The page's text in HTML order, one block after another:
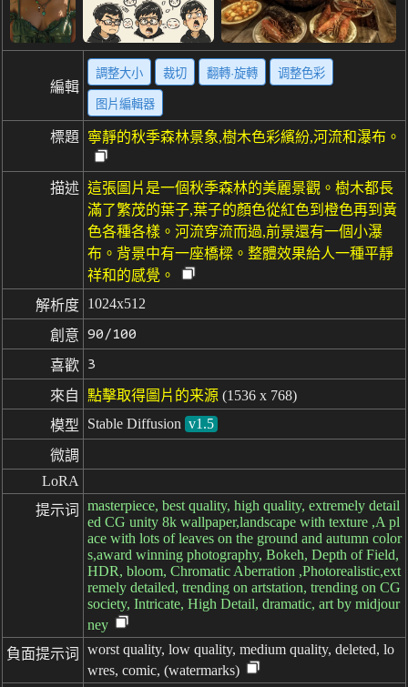
編輯
調整大小 裁切 翻轉·旋轉 调整色彩
图片編輯器
標題 寧靜的秋季森林景象,樹木色彩繽紛,河流和瀑布。
描述 這張圖片是一個秋季森林的美麗景觀。樹木都長
滿了繁茂的葉子,葉子的顏色從紅色到橙色再到黃
色各種各樣。河流穿流而過,前景還有一個小瀑
布。背景中有一座橋樑。整體效果給人一種平靜
祥和的感覺。
解析度 1024x512
創意 90/100
喜歡 3
來自 點擊取得圖片的来源 (1536 x 768)
模型
Stable Diffusion v1.5
微調
LoRA
提示词
masterpiece, best quality, high quality, extremely detail
ed CG unity 8k wallpaper,landscape with texture ,A pl
ace with lots of leaves on the ground and autumn color
s,award winning photography, Bokeh, Depth of Field,
HDR, bloom, Chromatic Aberration ,Photorealistic,ext
remely detailed, trending on artstation, trending on CG
society, Intricate, High Detail, dramatic, art by midjour
ney
負面提示词
worst quality, low quality, medium quality, deleted, lo
wres, comic, (watermarks)